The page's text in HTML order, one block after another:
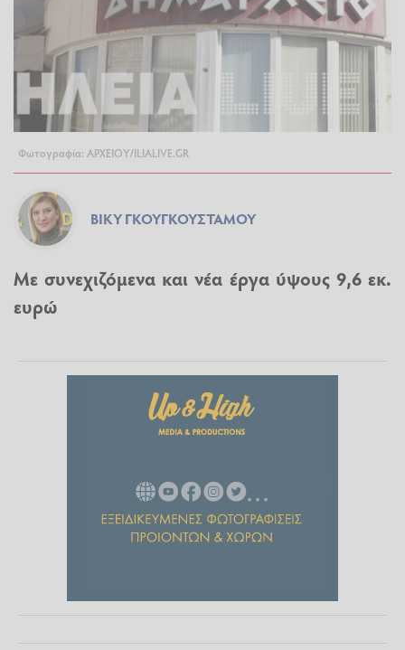
Φωτογραφία: ΑΡΧΕΙΟΥ/ILIALIVE.GR
ΒΊΚΥ ΓΚΟΥΓΚΟΥΣΤΆΜΟΥ
Με συνεχιζόμενα και νέα έργα ύψους 9,6 εκ.
ευρώ